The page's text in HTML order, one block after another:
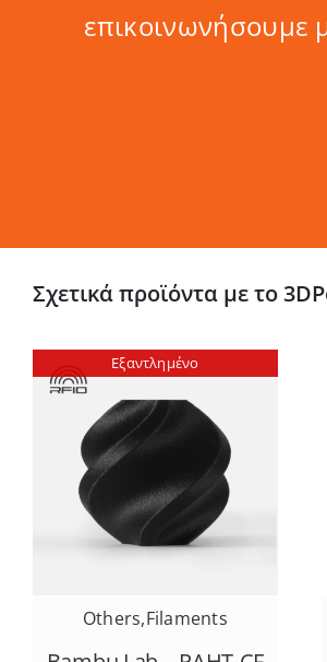
επικοινωνήσουμε
Σχετικά προϊόντα με το
Εξαντλημένο
Others,Filaments